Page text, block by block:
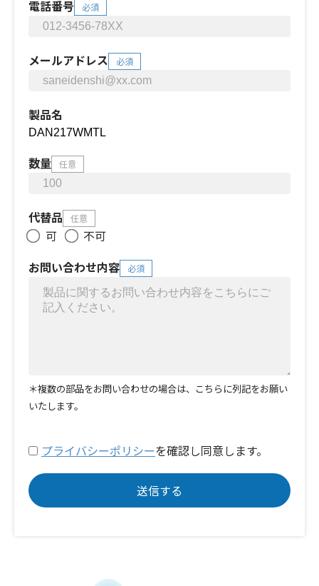
電話番号 必須
メールアドレス 必須
製品名
数量 任意
代替品 任意
可
不可
お問い合わせ内容
必須
＊複数の部品をお問い合わせの場合は、こちらに列記をお願い
いたします。
プライバシーポリシーを確認し同意します。